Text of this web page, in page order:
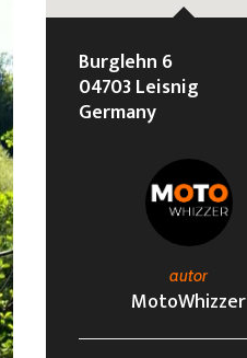
Burglehn 6
04703 Leisnig
Germany
autor
MotoWhizzer